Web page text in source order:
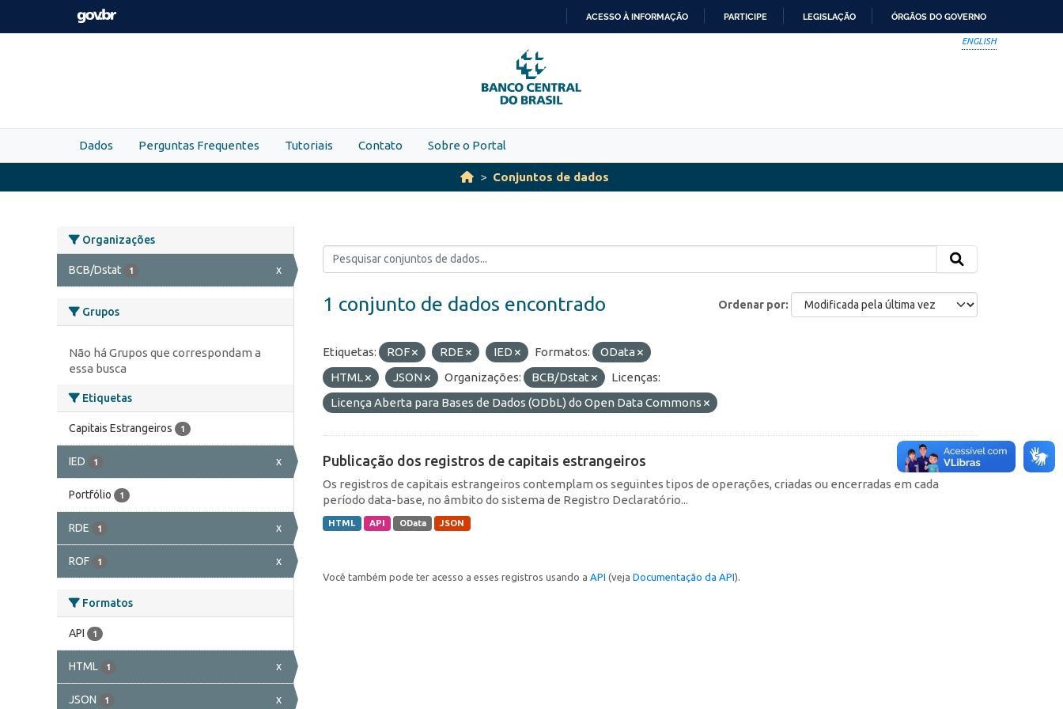
Skip to main content
PARA
O
CONTEÚDO
ACESSO À INFORMAÇÃO PARTICIPE LEGISLAÇÃO ÓRGÃOS DO GOVERNO
ENGLISH
Dados Perguntas Frequentes Tutoriais Contato Sobre o Portal
Conjuntos de dados
Organizações
BCB/Dstat 1 x
Grupos
Não há Grupos que correspondam a
essa busca
Etiquetas
Capitais Estrangeiros 1
IED 1 x
Portfólio 1
RDE 1 x
ROF 1 x
Formatos
API 1
HTML 1 x
JSON 1 x
Ordenar por
1 conjunto de dados encontrado
Etiquetas: ROF RDE IED Formatos:
OData
HTML
JSON Organizações: BCB/Dstat
Licenças:
Licença Aberta para Bases de Dados (ODbL) do Open Data Commons
Publicação dos registros de capitais estrangeiros
Os registros de capitais estrangeiros contemplam os seguintes tipos de operações, criadas ou encerradas em cada
período data-base, no âmbito do sistema de Registro Declaratório...
HTML API OData JSON
Você também pode ter acesso a esses registros usando a API (veja Documentação da API).